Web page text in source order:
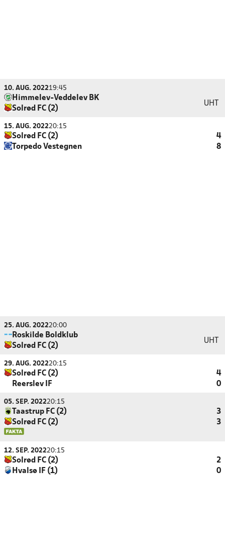
10. AUG. 202219:45
Himmelev-Veddelev BK
Solrød FC (2)
UHT
15. AUG. 202220:15
Solrød FC (2)
4
Torpedo Vestegnen
8
25. AUG. 202220:00
Roskilde Boldklub
Solrød FC (2)
UHT
29. AUG. 202220:15
Solrød FC (2)
4
Reerslev IF
0
05. SEP. 202220:15
Taastrup FC (2)
3
Solrød FC (2)
3
12. SEP. 202220:15
Solrød FC (2)
2
Hvalsø IF (1)
0